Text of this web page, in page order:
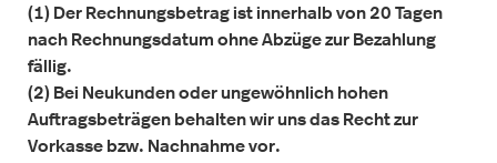
(1) Der Rechnungsbetrag ist innerhalb von 20 Tagen
nach Rechnungsdatum ohne Abzüge zur Bezahlung
fällig.
(2) Bei Neukunden oder ungewöhnlich hohen
Auftragsbeträgen behalten wir uns das Recht zur
Vorkasse bzw. Nachnahme vor.